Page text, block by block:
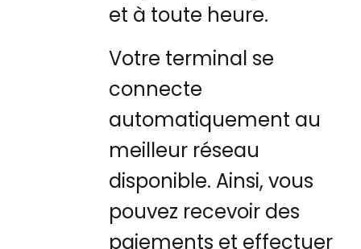
et à toute heure.
Votre terminal se
connecte
automatiquement au
meilleur réseau
disponible. Ainsi, vous
pouvez recevoir des
paiements et effectuer